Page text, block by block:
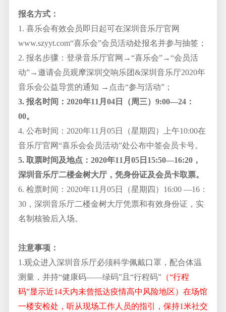
报名方式：
1. 喜乐会有效会员即日起可在深圳音乐厅官网
www.szyyt.com“喜乐会”会员活动处报名并参与抽签；
2. 报名步骤：登录音乐厅官网→“喜乐会”→“会员活
动”→邀请会员观摩深圳交响乐团&深圳音乐厅2020年
音乐会公益导赏的通知 →点击“参与活动”；
3. 报名时间：2020年11月04日（周三）9:00—24：
00。
4. 公布时间：2020年11月05日（星期四）上午10:00在
音乐厅官网“喜乐会会员活动”处公布中签会员卡号。
5. 取票时间及地点：2020年11月05日15:50—16:20，
深圳音乐厅二楼金树大厅，凭身份证及会员卡取票。
6. 检票时间：2020年11月05日（星期四）16:00 —16：
30，深圳音乐厅二楼金树大厅凭票和有效身份证，实
名制核验后入场。
注意事项：
1.观众进入深圳音乐厅必须科学佩戴口罩，配合体温
测量，并持“健康码——绿码”且“行程码” （“行程
码”显示近14天内未曾抵达疫情高中风险地区）在场馆
一楼安检处，听从现场工作人员的指引，保持1米社交